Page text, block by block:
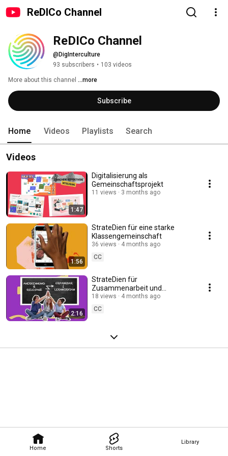
ReDICo Channel
Home Shorts
Library
@DigInterculture
93 subscribers • 103 videos
More about this channel ...more
Subscribe
Home Videos Playlists Search
Videos
1:47
Digitalisierung als
Gemeinschaftsprojekt
11 views 3 months ago
1:56
StrateDien für eine starke
Klassengemeinschaft
36 views
4 months ago
CC
2:16
StrateDien für
Zusammenarbeit und
Zukunftskompetenzen
18 views
4 months ago
CC